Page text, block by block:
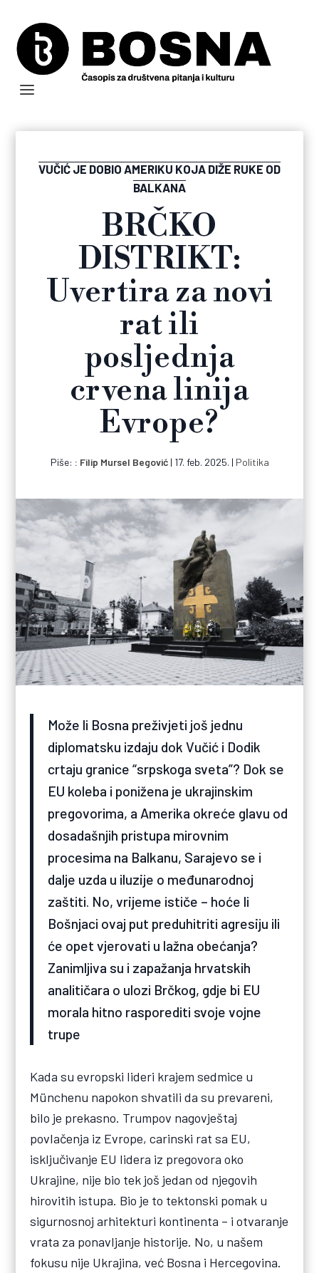
VUČIĆ JE DOBIO AMERIKU KOJA DIŽE RUKE OD
BALKANA
BRČKO
DISTRIKT:
Uvertira za novi
rat ili
posljednja
crvena linija
Evrope?
Piše: Filip Mursel Begović| 17. feb. 2025. | Politika
Može li Bosna preživjeti još jednu
diplomatsku izdaju dok Vučić i Dodik
crtaju granice “srpskoga sveta”? Dok se
EU koleba i ponižena je ukrajinskim
pregovorima, a Amerika okreće glavu od
dosadašnjih pristupa mirovnim
procesima na Balkanu, Sarajevo se i
dalje uzda u iluzije o međunarodnoj
zaštiti. No, vrijeme ističe – hoće li
Bošnjaci ovaj put preduhitriti agresiju ili
će opet vjerovati u lažna obećanja?
Zanimljiva su i zapažanja hrvatskih
analitičara o ulozi Brčkog, gdje bi EU
morala hitno rasporediti svoje vojne
trupe
Kada su evropski lideri krajem sedmice u
Münchenu napokon shvatili da su prevareni,
bilo je prekasno. Trumpov nagovještaj
povlačenja iz Evrope, carinski rat sa EU,
isključivanje EU lidera iz pregovora oko
Ukrajine, nije bio tek još jedan od njegovih
hirovitih istupa. Bio je to tektonski pomak u
sigurnosnoj arhitekturi kontinenta – i otvaranje
vrata za ponavljanje historije. No, u našem
fokusu nije Ukrajina, već Bosna i Hercegovina.